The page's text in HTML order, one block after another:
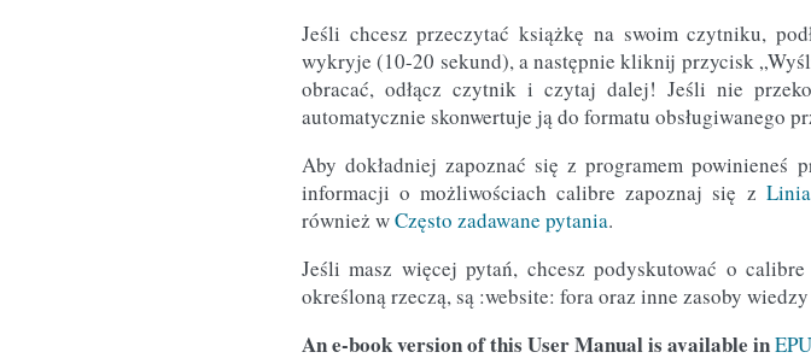
Jeśli chcesz przeczytać książkę na swoim czytniku,
wykryje (10-20 sekund), a następnie kliknij przycisk
obracać, odłącz czytnik i czytaj dalej! Jeśli nie
automatycznie skonwertuje ją do formatu obsługiwanego
Aby dokładniej zapoznać się z programem powinieneś
informacji o możliwościach calibre zapoznaj się z
również wCzęsto zadawane pytania.
Jeśli masz więcej pytań, chcesz podyskutować o
określoną rzeczą, są :website: fora oraz inne zasoby
An e-book version of this User Manual is available in